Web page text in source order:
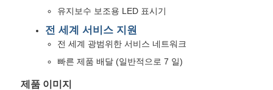
공장 견학
품질 관리
유지보수 보조용 LED 표시기
전 세계 서비스 지원
전 세계 광범위한 서비스 네트워크
빠른 제품 배달 (일반적으로 7 일)
제품 이미지